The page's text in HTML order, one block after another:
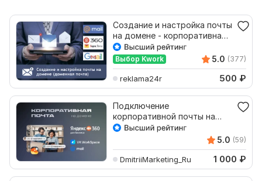
Создание и настройка почты
на домене - корпоративная
доменная почта
Выбор Kwork 5.0 (377)
reklama24r 500 ₽
Подключение
корпоративной почты на
своем домене через Yandex
5.0 (59)
DmitriiMarketing_Ru 1 000 ₽